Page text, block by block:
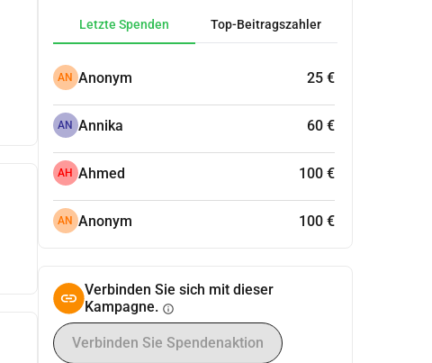
Letzte Spenden Top-Beitragszahler
AN Anonym 25 €
AN Annika 60 €
AH Ahmed 100 €
AN Anonym 100 €
Verbinden Sie sich mit dieser
Kampagne. info
Verbinden Sie Spendenaktion